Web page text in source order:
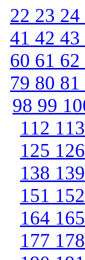
22 23 24
41 42 43
60 61 62
79 80 81
98 99
112 113
125 126
138 139
151 152
164 165
177 178